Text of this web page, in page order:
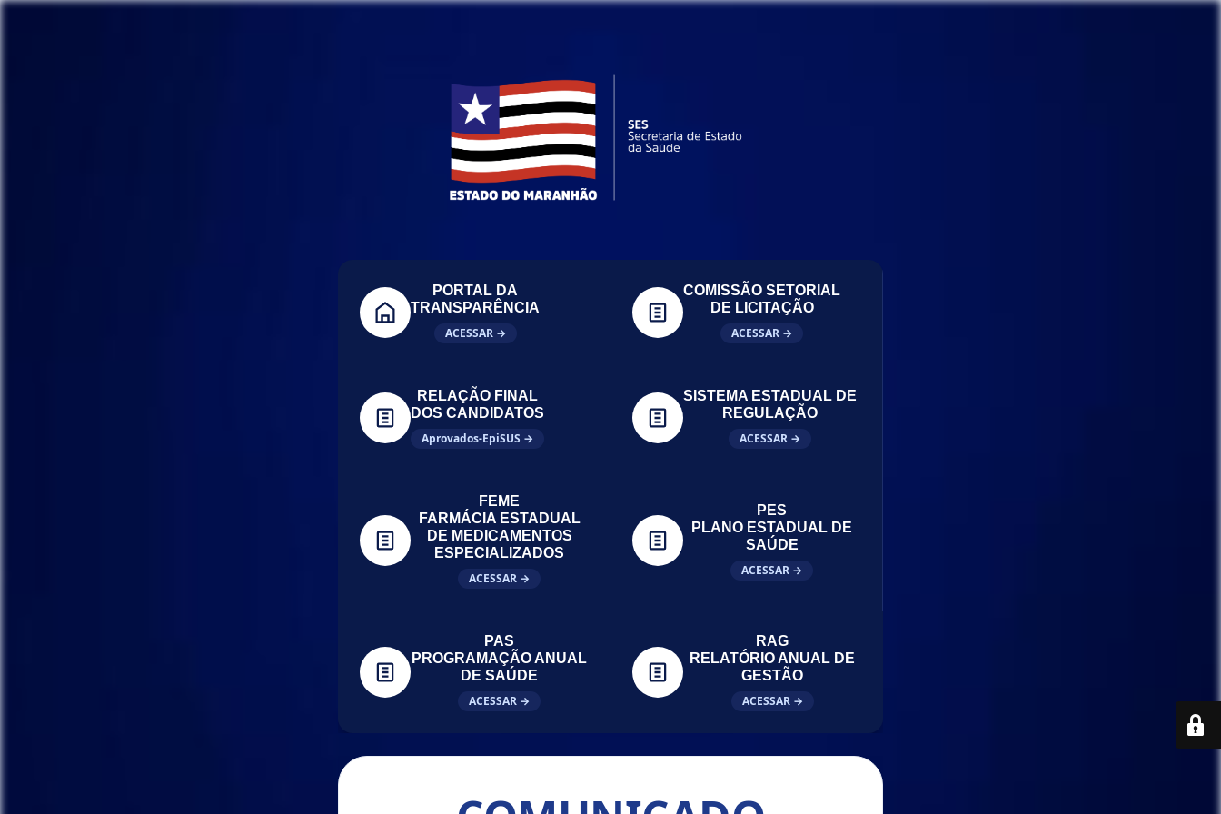
PORTAL DA
TRANSPARÊNCIA
ACESSAR →
COMISSÃO SETORIAL
DE LICITAÇÃO
ACESSAR →
RELAÇÃO FINAL
DOS CANDIDATOS
Aprovados-EpiSUS →
SISTEMA ESTADUAL DE
REGULAÇÃO
ACESSAR →
FEME
FARMÁCIA ESTADUAL
DE MEDICAMENTOS
ESPECIALIZADOS
ACESSAR →
PES
PLANO ESTADUAL DE
SAÚDE
ACESSAR →
PAS
PROGRAMAÇÃO ANUAL
DE SAÚDE
ACESSAR →
RAG
RELATÓRIO ANUAL DE
GESTÃO
ACESSAR →